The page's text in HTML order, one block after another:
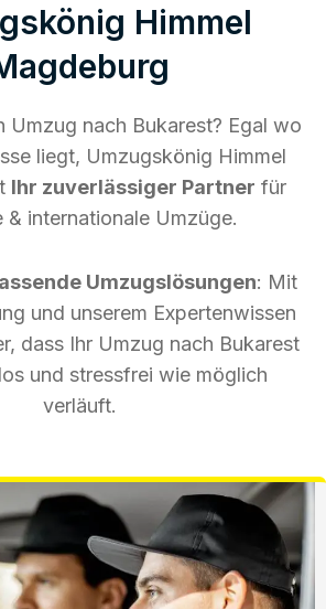
Himmel
Umzug nach Bukarest? Egal wo
liegt, Umzugskönig Himmel
Ihr zuverlässiger Partner für
& internationale Umzüge.
Umzugslösungen: Mit
und unserem Expertenwissen
dass Ihr Umzug nach Bukarest
und stressfrei wie möglich
verläuft.